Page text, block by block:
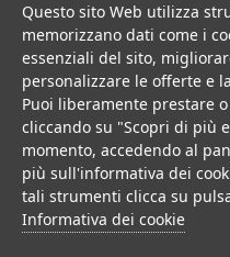
Misura 19, Sottomisura
BelSalento di proprietà di
s.r.l. via Bologna 2
licenza amministrativa
CCIAA di Lecce n.
Capitale
©️ 2021
Questo sito Web utilizza
memorizzano dati come i
essenziali del sito,
personalizzare le offerte e
Puoi liberamente prestare
cliccando su "Scopri di più
momento, accedendo al
più sull'informativa dei
tali strumenti clicca su
Informativa dei cookie